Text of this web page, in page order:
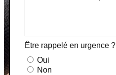
Être rappelé en urgence ?
Oui
Non